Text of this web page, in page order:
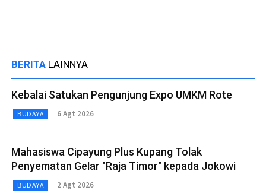
BERITA LAINNYA
Kebalai Satukan Pengunjung Expo UMKM Rote
BUDAYA 6 Agt 2026
Mahasiswa Cipayung Plus Kupang Tolak
Penyematan Gelar "Raja Timor" kepada Jokowi
BUDAYA 2 Agt 2026